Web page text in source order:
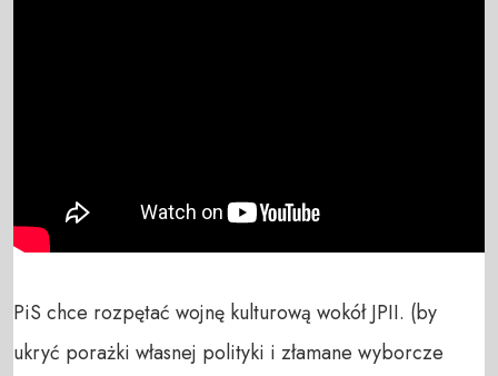
PiS chce rozpętać wojnę kulturową wokół JPII. (by
ukryć porażki własnej polityki i złamane wyborcze